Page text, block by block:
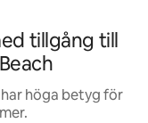
tillgång till
höga betyg för